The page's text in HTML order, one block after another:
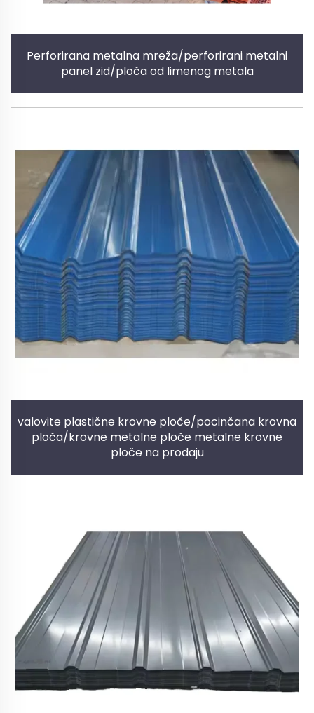
Perforirana metalna mreža/perforirani metalni
panel zid/ploča od limenog metala
valovite plastične krovne ploče/pocinčana krovna
ploča/krovne metalne ploče metalne krovne
ploče na prodaju